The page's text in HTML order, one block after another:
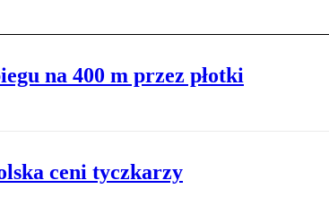
na 400 m przez płotki
ceni tyczkarzy